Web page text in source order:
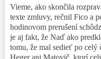
Vieme, ako skončila
texte zmluvy, rečnil Fico a
hodinovom prerušení
je aj fakt, že Naď ako
tomu, že mal sedieť po